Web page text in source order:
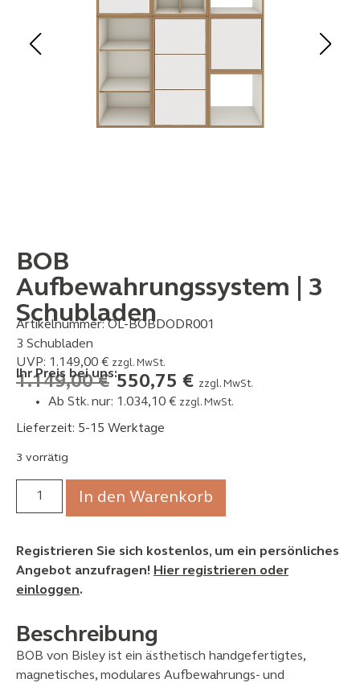
BOB
Aufbewahrungssystem | 3
Schubladen
Artikelnummer:OL-BOBDODR001
3 Schubladen
UVP: 1.149,00 € zzgl. MwSt.
Ihr Preis bei uns:
1.149,00€ 550,75 € zzgl. MwSt.
Ab Stk. nur: 1.034,10 € zzgl. MwSt.
Lieferzeit: 5-15 Werktage
3 vorrätig
In den Warenkorb
Registrieren Sie sich kostenlos, um ein persönliches
Angebot anzufragen! Hier registrieren oder
einloggen.
Beschreibung
BOB von Bisley ist ein ästhetisch handgefertigtes,
magnetisches, modulares Aufbewahrungs- und